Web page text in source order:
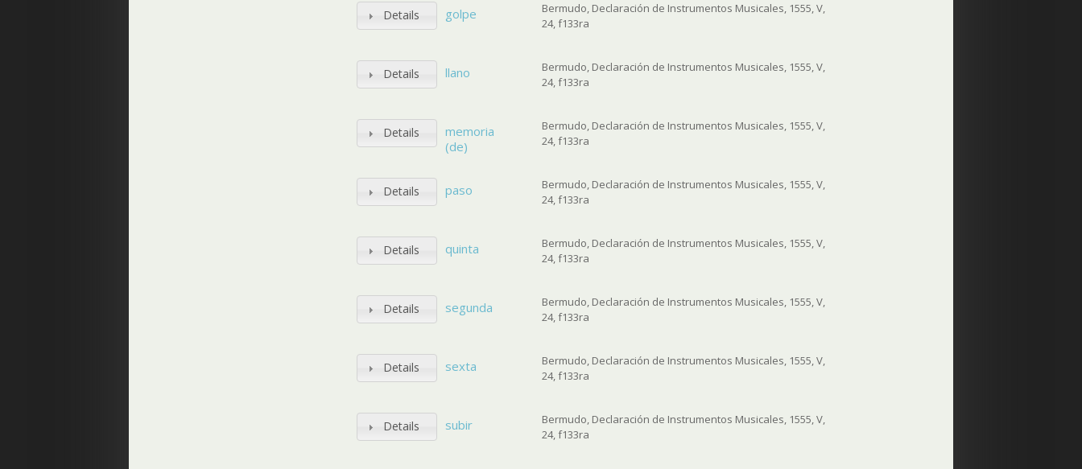
Details golpe
Bermudo, Declaración de Instrumentos Musicales, 1555, V,
24, f133ra
Details llano
Bermudo, Declaración de Instrumentos Musicales, 1555, V,
24, f133ra
Details
memoria
(de)
Bermudo, Declaración de Instrumentos Musicales, 1555, V,
24, f133ra
Details paso
Bermudo, Declaración de Instrumentos Musicales, 1555, V,
24, f133ra
Details quinta
Bermudo, Declaración de Instrumentos Musicales, 1555, V,
24, f133ra
Details segunda
Bermudo, Declaración de Instrumentos Musicales, 1555, V,
24, f133ra
Details sexta
Bermudo, Declaración de Instrumentos Musicales, 1555, V,
24, f133ra
Details subir
Bermudo, Declaración de Instrumentos Musicales, 1555, V,
24, f133ra